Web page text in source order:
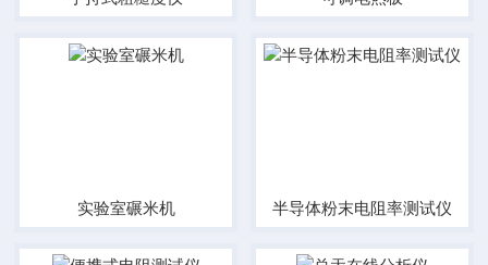
实验室碾米机 半导体粉末电阻率测试仪